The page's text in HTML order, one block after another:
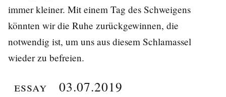
immer kleiner. Mit einem Tag des Schweigens
könnten wir die Ruhe zurückgewinnen, die
notwendig ist, um uns aus diesem Schlamassel
wieder zu befreien.
Essay 03.07.2019